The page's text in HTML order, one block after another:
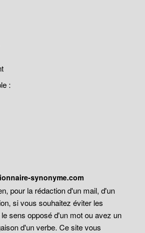
:
synonyme.com
pour la rédaction d'un mail, d'un
si vous souhaitez éviter les
sens opposé d'un mot ou avez un
d'un verbe. Ce site vous